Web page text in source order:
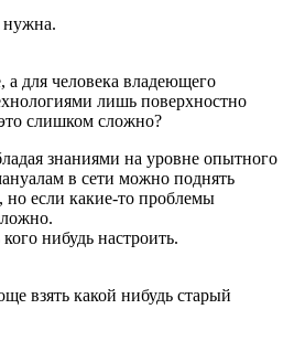
а для человека владеющего
лишь поверхностно
слишком сложно?
знаниями на уровне опытного
в сети можно поднять
если какие-то проблемы
нибудь настроить.
взять какой нибудь старый